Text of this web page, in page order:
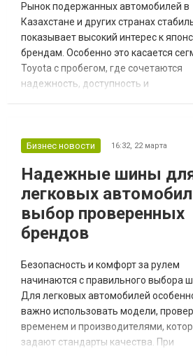
Рынок подержанных автомобилей в
Казахстане и других странах
показывает высокий интерес к
брендам. Особенно это касается
Toyota с пробегом, где сочетаются
надежность, доступность и
автомобили меньше подвержены
остается относительно недорогим и
понятным. Поэтому Toyota часто
выбирают...
Бизнес новости 16:32, 22 марта
Надежные шины
легковых
выбор проверенных
брендов
Безопасность и комфорт за рулем
начинаются с правильного выбора
Для легковых автомобилей
важно использовать модели,
временем и производителями,
задают стандарты качества. При